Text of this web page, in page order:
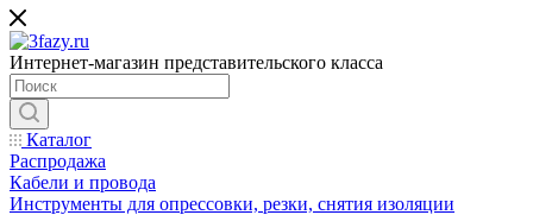
Интернет-магазин представительского класса
Каталог
Распродажа
Кабели и провода
Инструменты для опрессовки, резки, снятия изоляции